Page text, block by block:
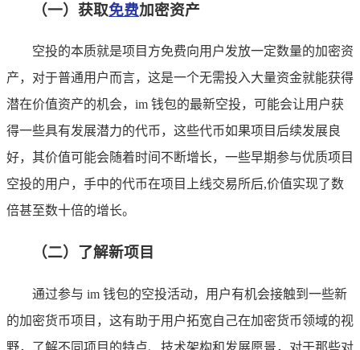
（一）获取免费加密资产
空投的本质就是项目方免费向用户发放一定数量的加密资
产，对于普通用户而言，这是一个无需投入大量资金就能获得
潜在价值资产的机会，im 钱包的最新空投，可能会让用户获
得一些具有发展潜力的代币，这些代币如果项目后续发展良
好，其价值可能会随着时间不断增长，一些早期参与优质项目
空投的用户，手中的代币在项目上线交易所后,价值实现了数
倍甚至数十倍的增长。
（二）了解新项目
通过参与 im 钱包的空投活动，用户有机会接触到一些新
的加密货币项目，这有助于用户拓宽自己在加密货币领域的视
野，了解不同项目的特点、技术架构和发展愿景，对于那些对